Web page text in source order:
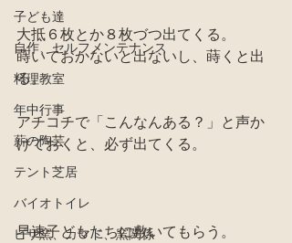
子ども達
自作、セルフメンテナンス
料理教室
年中行事
薪の陶芸
テント芝居
バイオトイレ
ピザ窯、カマド、窯関係
大抵６枚とか８枚づつ出てくる。
蒔いておかないと出ないし、蒔くと出
る。
アチコチで「こんなんある？」と声か
けておくと、必ず出てくる。
早速子どもたちに敷いてもらう。